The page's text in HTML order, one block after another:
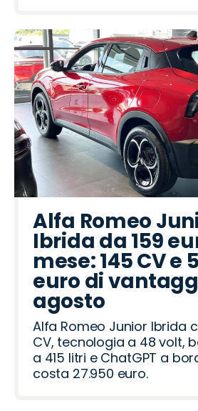
Alfa Romeo
Ibrida da 159
mese: 145 CV e
euro di
agosto
Alfa Romeo Junior Ibrida
CV, tecnologia a 48 volt,
a 415 litri e ChatGPT a
costa 27.950 euro.